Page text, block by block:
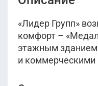
«Лидер Групп»
комфорт –
этажным
и коммерческими